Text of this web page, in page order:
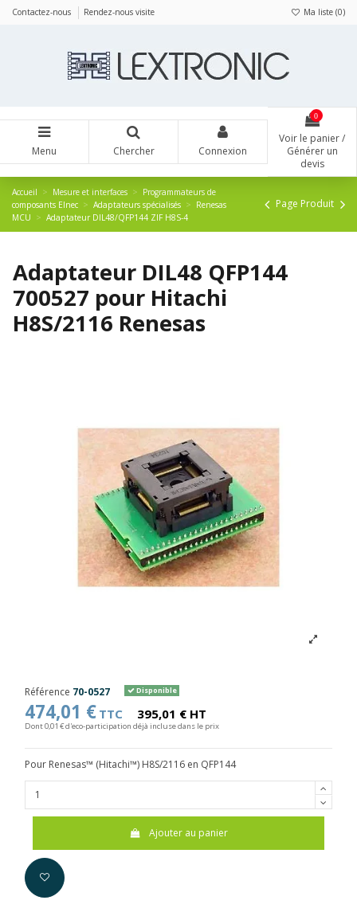
Contactez-nous Rendez-nous visite Ma liste (0)
Menu Chercher Connexion
0
Voir le panier /
Générer un
devis
Accueil Mesure et interfaces
Programmateurs de
composants Elnec
Adaptateurs spécialisés
Renesas
MCU
Adaptateur DIL48/QFP144 ZIF H8S-4
Page Produit
Adaptateur DIL48 QFP144
700527 pour Hitachi
H8S/2116 Renesas
Référence 70-0527 Disponible
474,01 € TTC 395,01 € HT
Dont 0,01 € d'eco-participation déjà incluse dans le prix
Pour Renesas™ (Hitachi™) H8S/2116 en QFP144
Ajouter au panier
Panneau de gestion des cookies